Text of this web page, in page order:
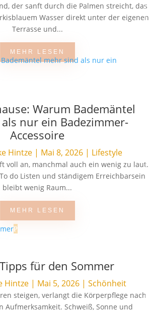
der sanft durch die Palmen streicht, das
Wasser direkt unter der eigenen
Terrasse und...
MEHR LESEN
Warum Bademäntel
nur ein Badezimmer-
Accessoire
Hintze | Mai 8, 2026 | Lifestyle
voll an, manchmal auch ein wenig zu laut.
do Listen und ständigem Erreichbarsein
bleibt wenig Raum...
MEHR LESEN
für den Sommer
Hintze| Mai 5, 2026| Schönheit
steigen, verlangt die Körperpflege nach
Aufmerksamkeit. Schweiß, Sonne und